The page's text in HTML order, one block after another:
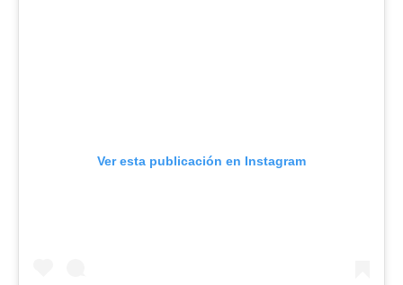
Ver esta publicación en Instagram